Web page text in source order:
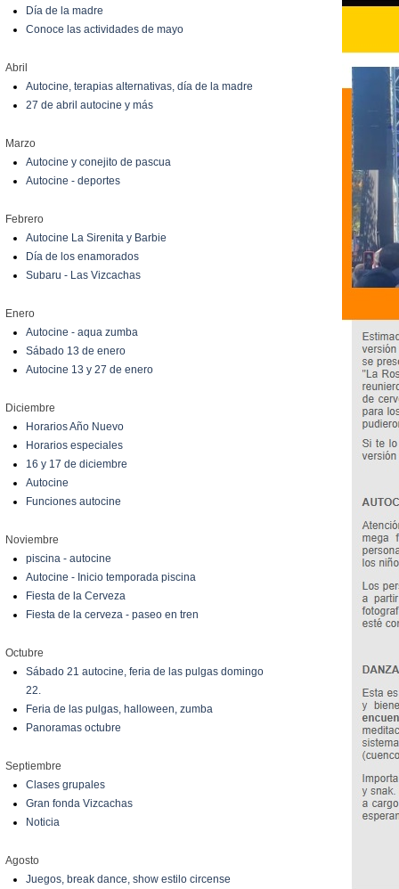
Día de la madre
Conoce las actividades de mayo
Abril
Autocine, terapias alternativas, día de la madre
27 de abril autocine y más
Marzo
Autocine y conejito de pascua
Autocine - deportes
Febrero
Autocine La Sirenita y Barbie
Día de los enamorados
Subaru - Las Vizcachas
Enero
Autocine - aqua zumba
Sábado 13 de enero
Autocine 13 y 27 de enero
Diciembre
Horarios Año Nuevo
Horarios especiales
16 y 17 de diciembre
Autocine
Funciones autocine
Noviembre
piscina - autocine
Autocine - Inicio temporada piscina
Fiesta de la Cerveza
Fiesta de la cerveza - paseo en tren
Octubre
Sábado 21 autocine, feria de las pulgas domingo
22.
Feria de las pulgas, halloween, zumba
Panoramas octubre
Septiembre
Clases grupales
Gran fonda Vizcachas
Noticia
Agosto
Juegos, break dance, show estilo circense